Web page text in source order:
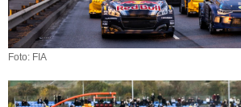
Foto: FIA